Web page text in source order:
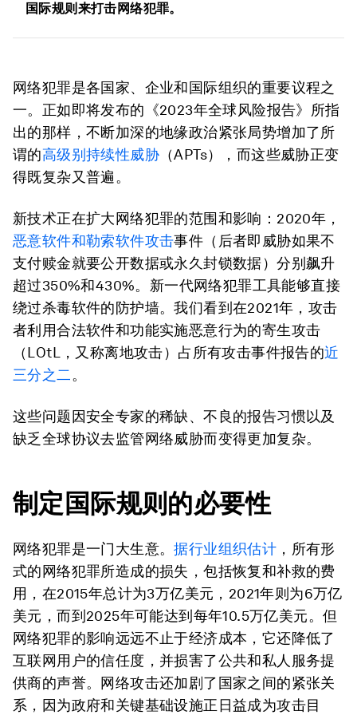
国际规则来打击网络犯罪。
网络犯罪是各国家、企业和国际组织的重要议程之
一。正如即将发布的《2023年全球风险报告》所指
出的那样，不断加深的地缘政治紧张局势增加了所
谓的高级别持续性威胁 （APTs），而这些威胁正变
得既复杂又普遍。
新技术正在扩大网络犯罪的范围和影响：2020年，
恶意软件和勒索软件攻击事件（后者即威胁如果不
支付赎金就要公开数据或永久封锁数据）分别飙升
超过350%和430%。新一代网络犯罪工具能够直接
绕过杀毒软件的防护墙。我们看到在2021年，攻击
者利用合法软件和功能实施恶意行为的寄生攻击
（LOtL，又称离地攻击）占所有攻击事件报告的近
三分之二。
这些问题因安全专家的稀缺、不良的报告习惯以及
缺乏全球协议去监管网络威胁而变得更加复杂。
制定国际规则的必要性
网络犯罪是一门大生意。据行业组织估计 ，所有形
式的网络犯罪所造成的损失，包括恢复和补救的费
用，在2015年总计为3万亿美元，2021年则为6万亿
美元，而到2025年可能达到每年10.5万亿美元。但
网络犯罪的影响远远不止于经济成本，它还降低了
互联网用户的信任度，并损害了公共和私人服务提
供商的声誉。网络攻击还加剧了国家之间的紧张关
系，因为政府和关键基础设施正日益成为攻击目